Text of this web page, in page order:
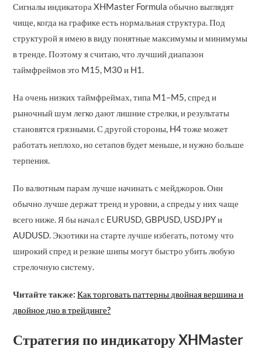
Сигналы индикатора XHMaster Formula обычно выглядят
чище, когда на графике есть нормальная структура. Под
структурой я имею в виду понятные максимумы и минимумы
в тренде. Поэтому я считаю, что лучший диапазон
таймфреймов это M15, M30 и H1.
На очень низких таймфреймах, типа M1–M5, спред и
рыночный шум легко дают лишние стрелки, и результаты
становятся грязными. С другой стороны, H4 тоже может
работать неплохо, но сетапов будет меньше, и нужно больше
терпения.
По валютным парам лучше начинать с мейджоров. Они
обычно лучше держат тренд и уровни, а спреды у них чаще
всего ниже. Я бы начал с EURUSD, GBPUSD, USDJPY и
AUDUSD. Экзотики на старте лучше избегать, потому что
широкий спред и резкие шипы могут быстро убить любую
стрелочную систему.
Читайте также: Как торговать паттерны двойная вершина и
двойное дно в трейдинге?
Стратегия по индикатору XHMaster